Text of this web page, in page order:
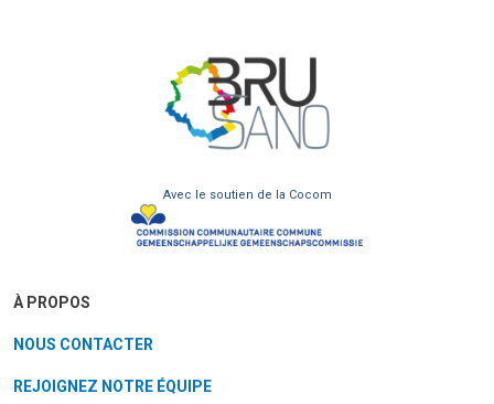
Avec le soutien de la Cocom
À PROPOS
NOUS CONTACTER
REJOIGNEZ NOTRE ÉQUIPE